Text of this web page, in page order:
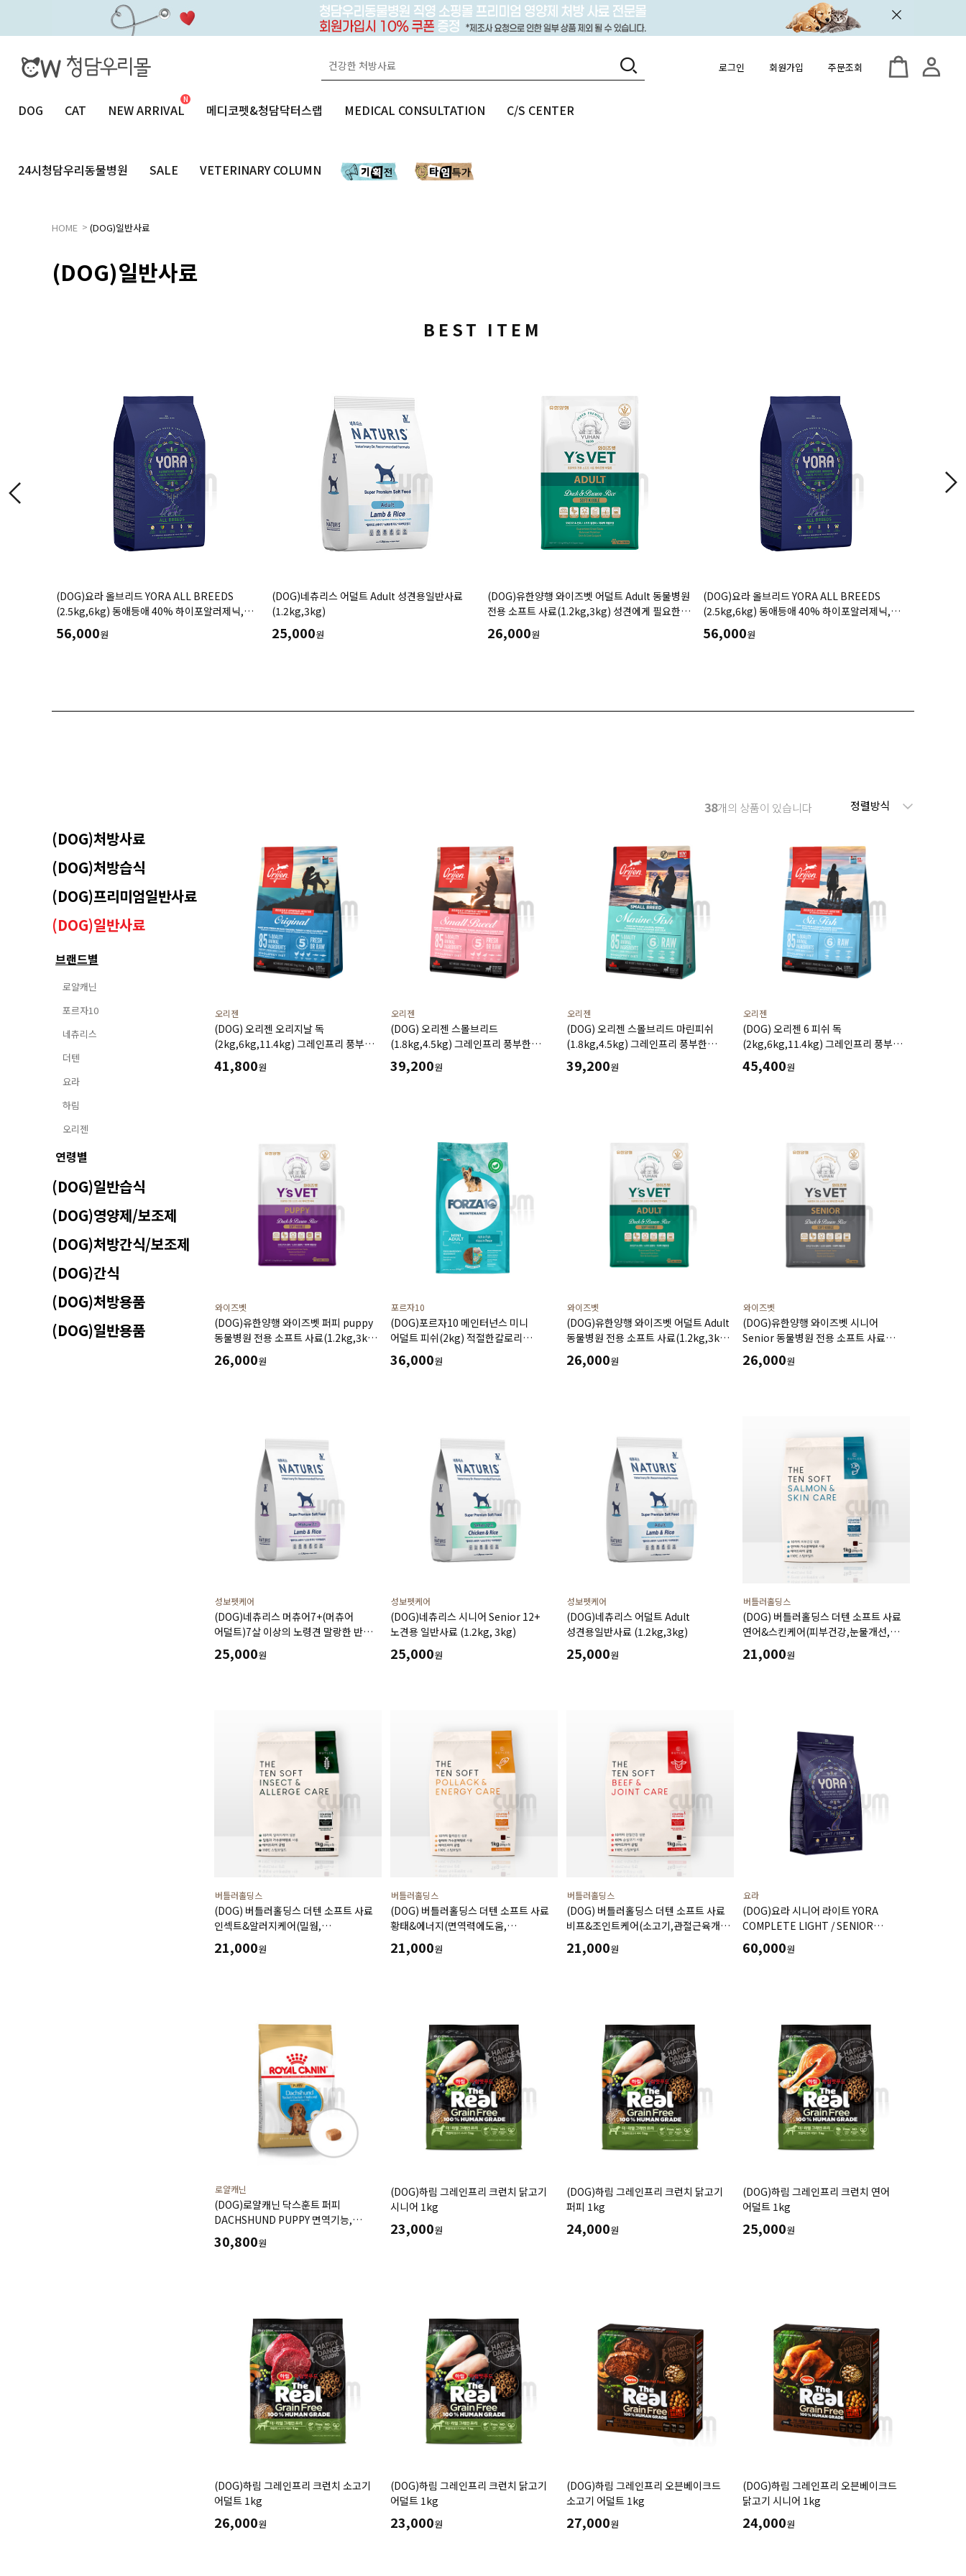
로그인 회원가입 주문조회
DOG CAT NEW ARRIVAL 메디코펫&청담닥터스랩 MEDICAL CONSULTATION C/S CENTER
24시청담우리동물병원 SALE VETERINARY COLUMN
HOME > (DOG)일반사료
(DOG)일반사료
BEST ITEM
(DOG)요라 올브리드 YORA ALL BREEDS
(2.5kg,6kg) 동애등애 40% 하이포알러제닉,
풍부한 영양의 곤충사료
56,000원
(DOG)네츄리스 어덜트 Adult 성견용일반사료
(1.2kg,3kg)
25,000원
(DOG)유한양행 와이즈벳 어덜트 Adult 동물병원
전용 소프트 사료(1.2kg,3kg) 성견에게 필요한
영양소 피모관리 세포노화예방 기능성 성분함유
26,000원
(DOG)요라 올브리드 YORA ALL BREEDS
(2.5kg,6kg) 동애등애 40% 하이포알러제닉,
풍부한 영양의 곤충사료
56,000원
38개의 상품이 있습니다 정렬방식
(DOG)처방사료
(DOG)처방습식
(DOG)프리미엄일반사료
(DOG)일반사료
브랜드별
로얄캐닌
포르자10
네츄리스
더텐
요라
하림
오리젠
연령별
(DOG)일반습식
(DOG)영양제/보조제
(DOG)처방간식/보조제
(DOG)간식
(DOG)처방용품
(DOG)일반용품
오리젠
(DOG) 오리젠 오리지날 독
(2kg,6kg,11.4kg) 그레인프리 풍부한
단백질 미네랄 함유
41,800원
오리젠
(DOG) 오리젠 스몰브리드
(1.8kg,4.5kg) 그레인프리 풍부한
단백질 미네랄 함유
39,200원
오리젠
(DOG) 오리젠 스몰브리드 마린피쉬
(1.8kg,4.5kg) 그레인프리 풍부한
단백질 미네랄 함유
39,200원
오리젠
(DOG) 오리젠 6 피쉬 독
(2kg,6kg,11.4kg) 그레인프리 풍부한
단백질 미네랄 함유
45,400원
와이즈벳
(DOG)유한양행 와이즈벳 퍼피 puppy
동물병원 전용 소프트 사료(1.2kg,3kg)
풍부한 필수 영양소 함유로 면역력증진
근골격성장 소화기건강에 도움
26,000원
포르자10
(DOG)포르자10 메인터넌스 미니
어덜트 피쉬(2kg) 적절한칼로리
동물성단백질 건강한소화 디톡스효과에
도움
36,000원
와이즈벳
(DOG)유한양행 와이즈벳 어덜트 Adult
동물병원 전용 소프트 사료(1.2kg,3kg)
성견에게 필요한 영양소 피모관리
세포노화예방 기능성 성분함유
26,000원
와이즈벳
(DOG)유한양행 와이즈벳 시니어
Senior 동물병원 전용 소프트 사료
(1.2kg,3kg) 노령견에게 필요한 영양소
체중관리 및 관절건강 관리를 위한
26,000원
성보펫케어
(DOG)네츄리스 머츄어7+(머츄어
어덜트)7살 이상의 노령견 말랑한 반습식
사료(1.2kg,3kg)
25,000원
성보펫케어
(DOG)네츄리스 시니어 Senior 12+
노견용 일반사료 (1.2kg, 3kg)
25,000원
성보펫케어
(DOG)네츄리스 어덜트 Adult
성견용일반사료 (1.2kg,3kg)
25,000원
버틀러홀딩스
(DOG) 버틀러홀딩스 더텐 소프트 사료
연어&스킨케어(피부건강,눈물개선,
뼈건강도움) 1kg
21,000원
버틀러홀딩스
(DOG) 버틀러홀딩스 더텐 소프트 사료
인섹트&알러지케어(밀웜,
알레르기질환개선) 1kg
21,000원
버틀러홀딩스
(DOG) 버틀러홀딩스 더텐 소프트 사료
황태&에너지(면역력에도움,
신진대사활성화,스트레스해소) 1kg
21,000원
버틀러홀딩스
(DOG) 버틀러홀딩스 더텐 소프트 사료
비프&조인트케어(소고기,관절근육개선,
관절건강)1kg
21,000원
요라
(DOG)요라 시니어 라이트 YORA
COMPLETE LIGHT / SENIOR
(2.5kg,6kg)풍부하고 균형잡힌
동애등에 유충 단백질사용, 노령견을
60,000원
로얄캐닌
(DOG)로얄캐닌 닥스훈트 퍼피
DACHSHUND PUPPY 면역기능,
관절및 뼈 건강, 소화기능(1.5kg)
30,800원
(DOG)하림 그레인프리 크런치 닭고기
시니어 1kg
23,000원
(DOG)하림 그레인프리 크런치 닭고기
퍼피 1kg
24,000원
(DOG)하림 그레인프리 크런치 연어
어덜트 1kg
25,000원
(DOG)하림 그레인프리 크런치 소고기
어덜트 1kg
26,000원
(DOG)하림 그레인프리 크런치 닭고기
어덜트 1kg
23,000원
(DOG)하림 그레인프리 오븐베이크드
소고기 어덜트 1kg
27,000원
(DOG)하림 그레인프리 오븐베이크드
닭고기 시니어 1kg
24,000원